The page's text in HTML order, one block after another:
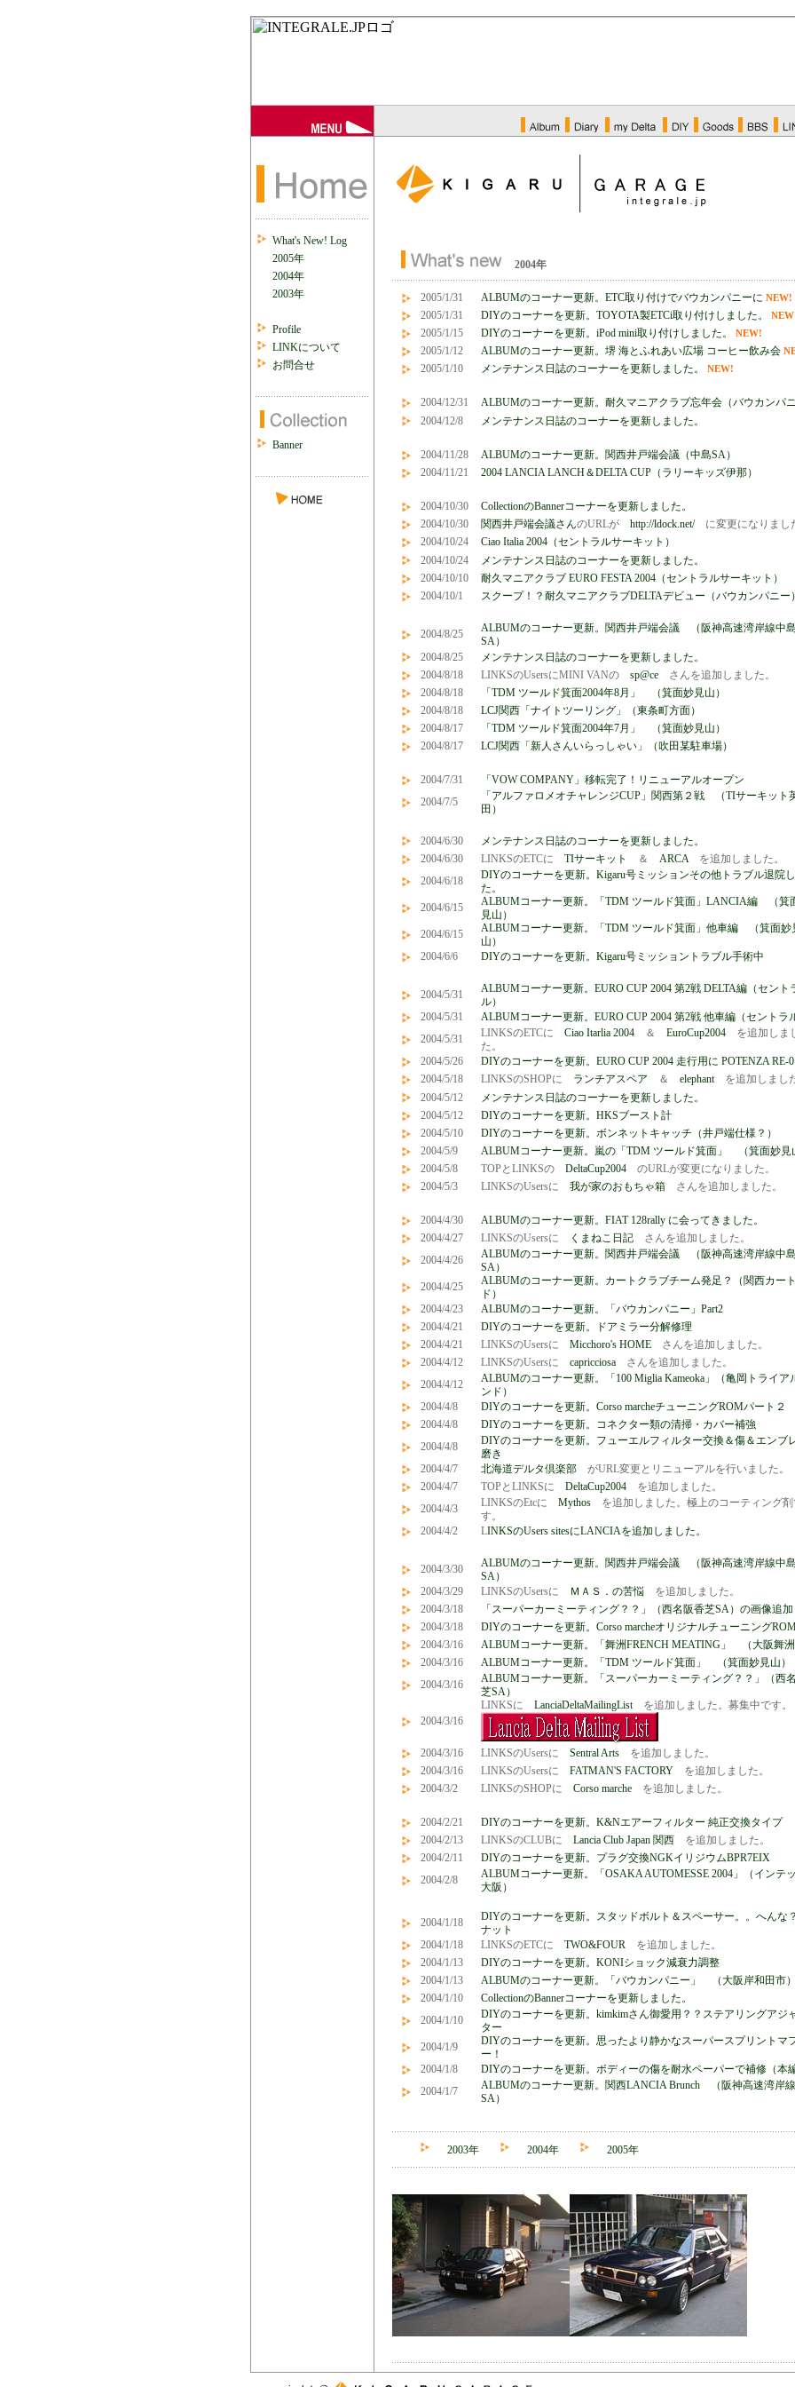
What's New! Log
2005年
2004年
2003年
Profile
LINKについて
お問合せ
Banner
2004年
2005/1/31 ALBUMのコーナー更新。ETC取り付けでバウカンパニーに NEW!
2005/1/31 DIYのコーナーを更新。TOYOTA製ETCi取り付けしました。
2005/1/15 DIYのコーナーを更新。iPod mini取り付けしました。 NEW!
2005/1/12 ALBUMのコーナー更新。堺 海とふれあい広場 コーヒー飲み会
2005/1/10 メンテナンス日誌のコーナーを更新しました。 NEW!
2004/12/31
ALBUMのコーナー更新。耐久マニアクラブ忘年会（バウカンパニ
2004/12/8
メンテナンス日誌のコーナーを更新しました。
2004/11/28
ALBUMのコーナー更新。関西井戸端会議（中島SA）
2004/11/21
2004 LANCIA LANCH＆DELTA CUP（ラリーキッズ伊那）
2004/10/30
CollectionのBannerコーナーを更新しました。
2004/10/30
関西井戸端会議さんのURLが http://ldock.net/に変更になりまし
2004/10/24
Ciao Italia 2004（セントラルサーキット）
2004/10/24
メンテナンス日誌のコーナーを更新しました。
2004/10/10
耐久マニアクラブ EURO FESTA 2004（セントラルサーキット）
2004/10/1
スクープ！？耐久マニアクラブDELTAデビュー（バウカンパニー）
2004/8/25
ALBUMのコーナー更新。関西井戸端会議 （阪神高速湾岸線中島
SA）
2004/8/25
メンテナンス日誌のコーナーを更新しました。
2004/8/18
LINKSのUsersにMINI VANの sp@ce さんを追加しました。
2004/8/18
「TDM ツールド箕面2004年8月」 （箕面妙見山）
2004/8/18
LCJ関西「ナイトツーリング」（東条町方面）
2004/8/17
「TDM ツールド箕面2004年7月」 （箕面妙見山）
2004/8/17
LCJ関西「新人さんいらっしゃい」（吹田某駐車場）
2004/7/31
「VOW COMPANY」移転完了！リニューアルオープン
2004/7/5
「アルファロメオチャレンジCUP」関西第２戦 （TIサーキット
田）
2004/6/30
メンテナンス日誌のコーナーを更新しました。
2004/6/30
LINKSのETCに TIサーキット ＆ ARCAを追加しました。
2004/6/18
DIYのコーナーを更新。Kigaru号ミッションその他トラブル退院
た。
2004/6/15
ALBUMコーナー更新。「TDM ツールド箕面」LANCIA編 （箕
見山）
2004/6/15
ALBUMコーナー更新。「TDM ツールド箕面」他車編 （箕面妙
山）
2004/6/6
DIYのコーナーを更新。Kigaru号ミッショントラブル手術中
2004/5/31
ALBUMコーナー更新。EURO CUP 2004 第2戦 DELTA編（セント
ル）
2004/5/31
ALBUMコーナー更新。EURO CUP 2004 第2戦 他車編（セントラ
2004/5/31
LINKSのETCに Ciao Itarlia 2004 ＆ EuroCup2004 を追加しま
た。
2004/5/26
DIYのコーナーを更新。EURO CUP 2004 走行用に POTENZA RE-
2004/5/18
LINKSのSHOPに ランチアスペア ＆ elephantを追加しました
2004/5/12
メンテナンス日誌のコーナーを更新しました。
2004/5/12
DIYのコーナーを更新。HKSブースト計
2004/5/10
DIYのコーナーを更新。ボンネットキャッチ（井戸端仕様？）
2004/5/9
ALBUMコーナー更新。嵐の「TDM ツールド箕面」 （箕面妙見
2004/5/8
TOPとLINKSの DeltaCup2004 のURLが変更になりました。
2004/5/3
LINKSのUsersに 我が家のおもちゃ箱 さんを追加しました。
2004/4/30
ALBUMのコーナー更新。FIAT 128rally に会ってきました。
2004/4/27
LINKSのUsersに くまねこ日記 さんを追加しました。
2004/4/26
ALBUMのコーナー更新。関西井戸端会議 （阪神高速湾岸線中島
SA）
2004/4/25
ALBUMのコーナー更新。カートクラブチーム発足？（関西カー
ド）
2004/4/23
ALBUMのコーナー更新。「バウカンパニー」Part2
2004/4/21
DIYのコーナーを更新。ドアミラー分解修理
2004/4/21
LINKSのUsersに Micchoro's HOME さんを追加しました。
2004/4/12
LINKSのUsersに capricciosa さんを追加しました。
2004/4/12
ALBUMのコーナー更新。「100 Miglia Kameoka」（亀岡トライア
ンド）
2004/4/8
DIYのコーナーを更新。Corso marcheチューニングROMパート２
2004/4/8
DIYのコーナーを更新。コネクター類の清掃・カバー補強
2004/4/8
DIYのコーナーを更新。フューエルフィルター交換＆傷＆エンブ
磨き
2004/4/7
北海道デルタ倶楽部 がURL変更とリニューアルを行いました。
2004/4/7
TOPとLINKSに DeltaCup2004 を追加しました。
2004/4/3
LINKSのEtcに Mythos を追加しました。極上のコーティング剤
す。
2004/4/2
LINKSのUsers sitesにLANCIAを追加しました。
2004/3/30
ALBUMのコーナー更新。関西井戸端会議 （阪神高速湾岸線中島
SA）
2004/3/29
LINKSのUsersに ＭＡＳ．の苦悩 を追加しました。
2004/3/18
「スーパーカーミーティング？？」（西名阪香芝SA）の画像追加
2004/3/18
DIYのコーナーを更新。Corso marcheオリジナルチューニング
2004/3/16
ALBUMコーナー更新。「舞洲FRENCH MEATING」 （大阪舞
2004/3/16
ALBUMコーナー更新。「TDM ツールド箕面」 （箕面妙見山）
2004/3/16
ALBUMコーナー更新。「スーパーカーミーティング？？」（西
芝SA）
2004/3/16
LINKSに LanciaDeltaMailingListを追加しました。募集中です。
2004/3/16 LINKSのUsersに Sentral Arts を追加しました。
2004/3/16
LINKSのUsersに FATMAN'S FACTORY を追加しました。
2004/3/2
LINKSのSHOPに Corso marche を追加しました。
2004/2/21
DIYのコーナーを更新。K&Nエアーフィルター 純正交換タイプ
2004/2/13
LINKSのCLUBに Lancia Club Japan 関西 を追加しました。
2004/2/11
DIYのコーナーを更新。プラグ交換NGKイリジウムBPR7EIX
2004/2/8
ALBUMコーナー更新。「OSAKA AUTOMESSE 2004」（インテ
大阪）
2004/1/18
DIYのコーナーを更新。スタッドボルト＆スペーサー。。へんな
ナット
2004/1/18
LINKSのETCに TWO&FOUR を追加しました。
2004/1/13
DIYのコーナーを更新。KONIショック減衰力調整
2004/1/13
ALBUMのコーナー更新。「バウカンパニー」 （大阪岸和田市）
2004/1/10
CollectionのBannerコーナーを更新しました。
2004/1/10
DIYのコーナーを更新。kimkimさん御愛用？？ステアリングアジ
ター
2004/1/9
DIYのコーナーを更新。思ったより静かなスーパースプリントマ
ー！
2004/1/8
DIYのコーナーを更新。ボディーの傷を耐水ペーパーで補修（本編
2004/1/7
ALBUMのコーナー更新。関西LANCIA Brunch （阪神高速湾岸
SA）
2003年 2004年 2005年